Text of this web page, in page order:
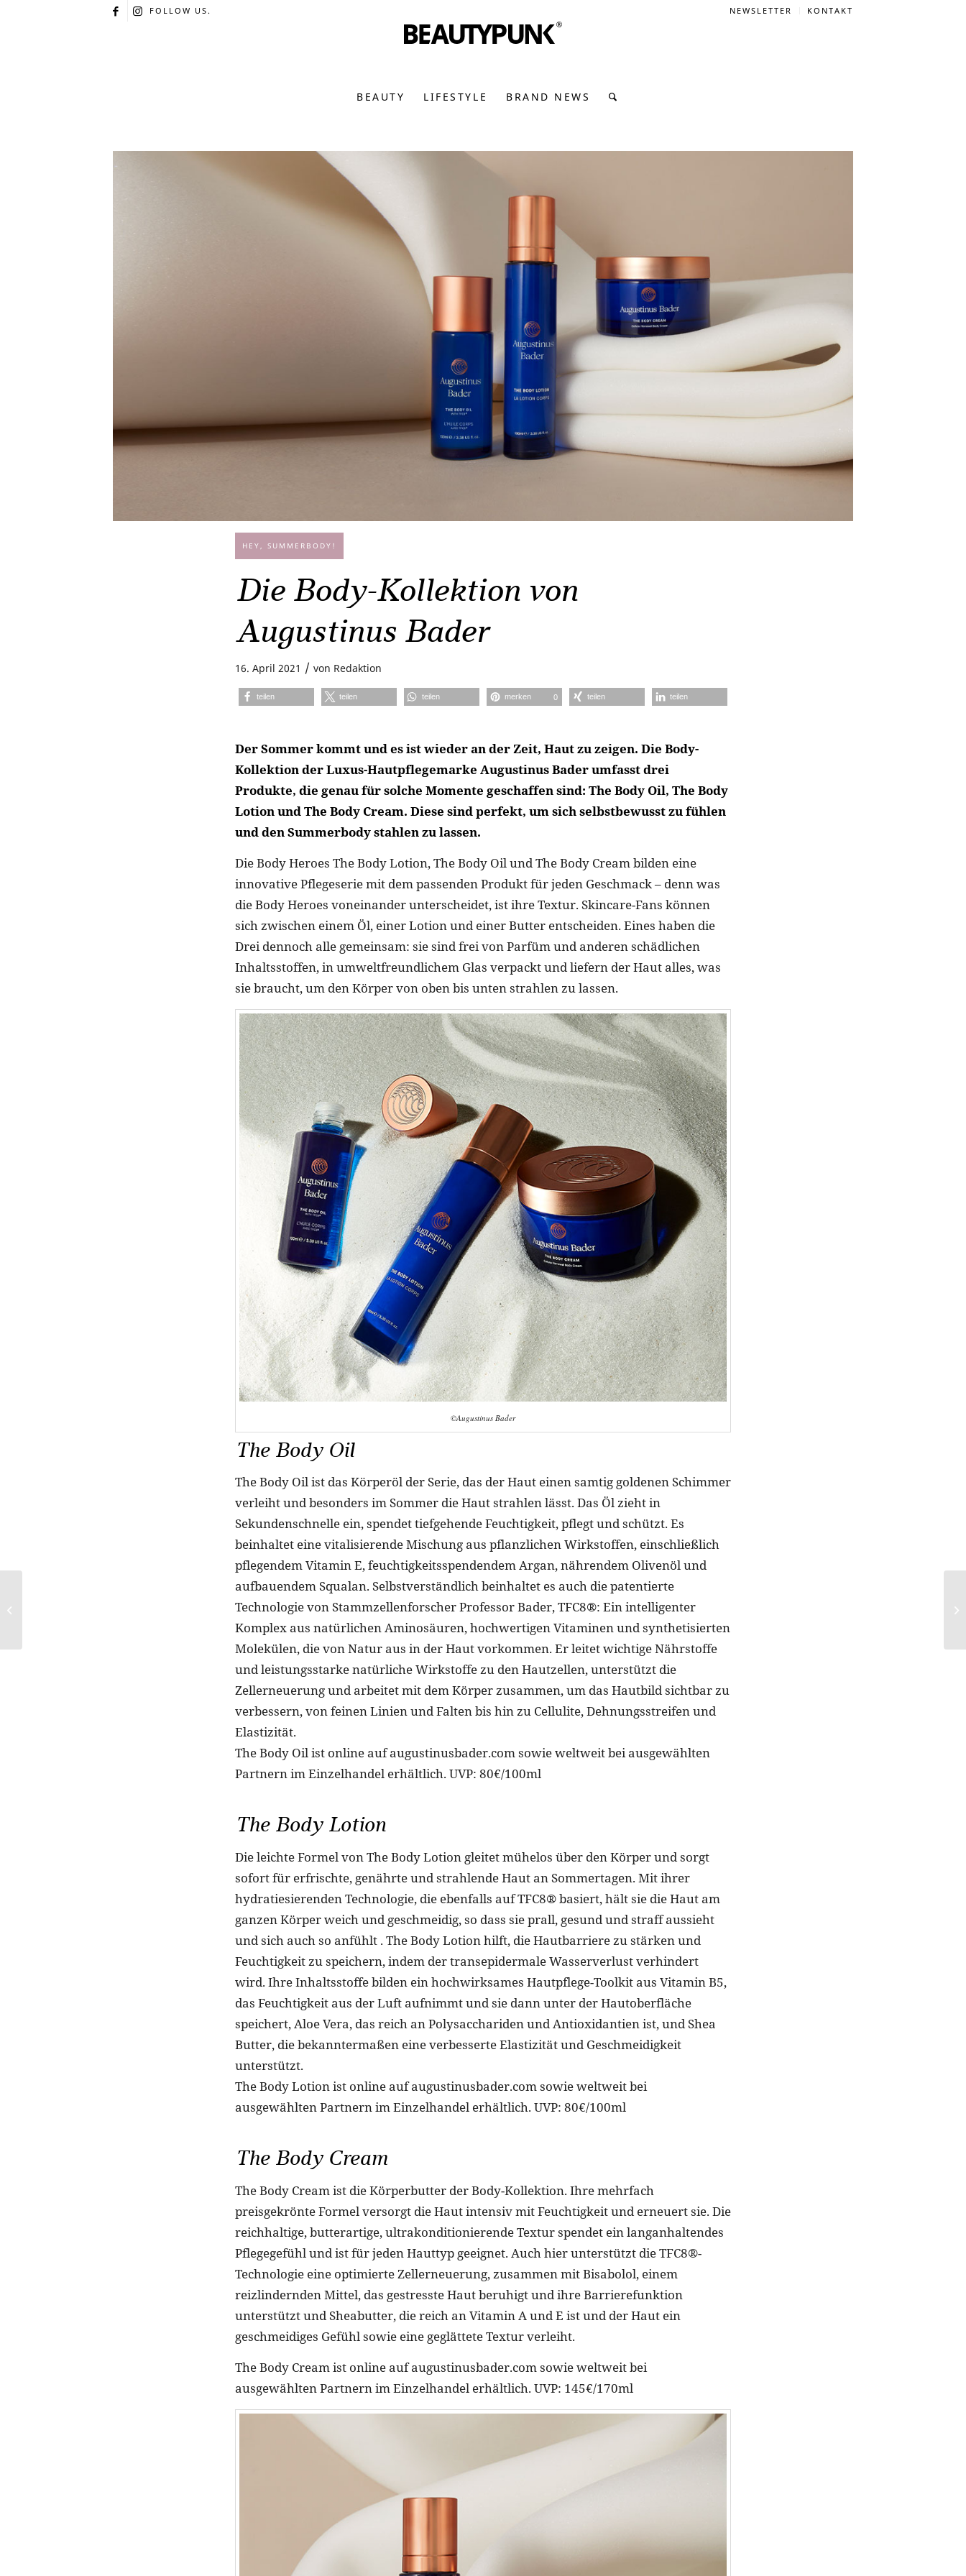
NEWSLETTER KONTAKT
FOLLOW US.
BEAUTY LIFESTYLE BRAND NEWS
HEY, SUMMERBODY!
Die Body-Kollektion von
Augustinus Bader
16. April 2021 / von Redaktion
teilen teilen teilen merken 0 teilen teilen
Der Sommer kommt und es ist wieder an der Zeit, Haut zu zeigen. Die Body-
Kollektion der Luxus-Hautpflegemarke Augustinus Bader umfasst drei
Produkte, die genau für solche Momente geschaffen sind: The Body Oil, The Body
Lotion und The Body Cream. Diese sind perfekt, um sich selbstbewusst zu fühlen
und den Summerbody stahlen zu lassen.
Die Body Heroes The Body Lotion, The Body Oil und The Body Cream bilden eine
innovative Pflegeserie mit dem passenden Produkt für jeden Geschmack – denn was
die Body Heroes voneinander unterscheidet, ist ihre Textur. Skincare-Fans können
sich zwischen einem Öl, einer Lotion und einer Butter entscheiden. Eines haben die
Drei dennoch alle gemeinsam: sie sind frei von Parfüm und anderen schädlichen
Inhaltsstoffen, in umweltfreundlichem Glas verpackt und liefern der Haut alles, was
sie braucht, um den Körper von oben bis unten strahlen zu lassen.
©Augustinus Bader
The Body Oil
The Body Oil ist das Körperöl der Serie, das der Haut einen samtig goldenen Schimmer
verleiht und besonders im Sommer die Haut strahlen lässt. Das Öl zieht in
Sekundenschnelle ein, spendet tiefgehende Feuchtigkeit, pflegt und schützt. Es
beinhaltet eine vitalisierende Mischung aus pflanzlichen Wirkstoffen, einschließlich
pflegendem Vitamin E, feuchtigkeitsspendendem Argan, nährendem Olivenöl und
aufbauendem Squalan. Selbstverständlich beinhaltet es auch die patentierte
Technologie von Stammzellenforscher Professor Bader, TFC8®: Ein intelligenter
Komplex aus natürlichen Aminosäuren, hochwertigen Vitaminen und synthetisierten
Molekülen, die von Natur aus in der Haut vorkommen. Er leitet wichtige Nährstoffe
und leistungsstarke natürliche Wirkstoffe zu den Hautzellen, unterstützt die
Zellerneuerung und arbeitet mit dem Körper zusammen, um das Hautbild sichtbar zu
verbessern, von feinen Linien und Falten bis hin zu Cellulite, Dehnungsstreifen und
Elastizität.
The Body Oil ist online auf augustinusbader.com sowie weltweit bei ausgewählten
Partnern im Einzelhandel erhältlich. UVP: 80€/100ml
The Body Lotion
Die leichte Formel von The Body Lotion gleitet mühelos über den Körper und sorgt
sofort für erfrischte, genährte und strahlende Haut an Sommertagen. Mit ihrer
hydratiesierenden Technologie, die ebenfalls auf TFC8® basiert, hält sie die Haut am
ganzen Körper weich und geschmeidig, so dass sie prall, gesund und straff aussieht
und sich auch so anfühlt . The Body Lotion hilft, die Hautbarriere zu stärken und
Feuchtigkeit zu speichern, indem der transepidermale Wasserverlust verhindert
wird. Ihre Inhaltsstoffe bilden ein hochwirksames Hautpflege-Toolkit aus Vitamin B5,
das Feuchtigkeit aus der Luft aufnimmt und sie dann unter der Hautoberfläche
speichert, Aloe Vera, das reich an Polysacchariden und Antioxidantien ist, und Shea
Butter, die bekanntermaßen eine verbesserte Elastizität und Geschmeidigkeit
unterstützt.
The Body Lotion ist online auf augustinusbader.com sowie weltweit bei
ausgewählten Partnern im Einzelhandel erhältlich. UVP: 80€/100ml
The Body Cream
The Body Cream ist die Körperbutter der Body-Kollektion. Ihre mehrfach
preisgekrönte Formel versorgt die Haut intensiv mit Feuchtigkeit und erneuert sie. Die
reichhaltige, butterartige, ultrakonditionierende Textur spendet ein langanhaltendes
Pflegegefühl und ist für jeden Hauttyp geeignet. Auch hier unterstützt die TFC8®-
Technologie eine optimierte Zellerneuerung, zusammen mit Bisabolol, einem
reizlindernden Mittel, das gestresste Haut beruhigt und ihre Barrierefunktion
unterstützt und Sheabutter, die reich an Vitamin A und E ist und der Haut ein
geschmeidiges Gefühl sowie eine geglättete Textur verleiht.
The Body Cream ist online auf augustinusbader.com sowie weltweit bei
ausgewählten Partnern im Einzelhandel erhältlich. UVP: 145€/170ml